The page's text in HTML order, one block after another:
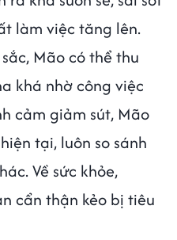
làm việc tăng lên.
Mão có thể thu
khá nhờ công việc
cảm giảm sút, Mão
tại, luôn so sánh
Về sức khỏe,
cẩn thận kẻo bị tiêu